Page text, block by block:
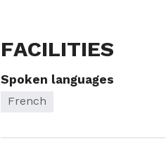
FACILITIES
Spoken languages
French